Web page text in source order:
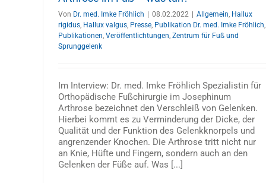
Von Dr. med. Imke Fröhlich 08.02.2022 Allgemein, Hallux
rigidus, Hallux valgus, Presse, Publikation Dr. med. Imke Fröhlich,
Publikationen, Veröffentlichtungen, Zentrum für Fuß und
Sprunggelenk
Im Interview: Dr. med. Imke Fröhlich Spezialistin für
Orthopädische Fußchirurgie im Josephinum
Arthrose bezeichnet den Verschleiß von Gelenken.
Hierbei kommt es zu Verminderung der Dicke, der
Qualität und der Funktion des Gelenkknorpels und
angrenzender Knochen. Die Arthrose tritt nicht nur
an Knie, Hüfte und Fingern, sondern auch an den
Gelenken der Füße auf. Was [...]